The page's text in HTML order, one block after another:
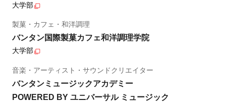
大学部
製菓・カフェ・和洋調理
バンタン国際製菓カフェ和洋調理学院
大学部
音楽・アーティスト・サウンドクリエイター
バンタンミュージックアカデミー
POWERED BY ユニバーサル ミュージック